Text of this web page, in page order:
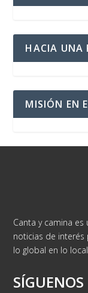
HACIA UNA
MISIÓN EN
Canta y camina
noticias de interés
lo global en lo
SÍGUENOS